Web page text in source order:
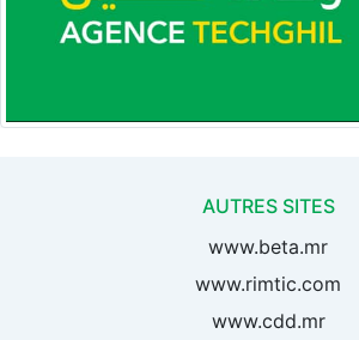
AUTRES SITES
www.beta.mr
www.rimtic.com
www.cdd.mr